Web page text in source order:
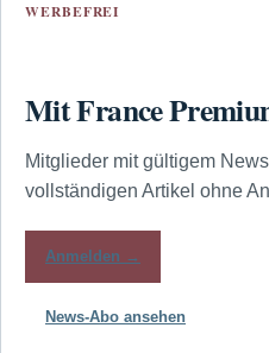
WERBEFREI
Mit France
Mitglieder mit gültigem
vollständigen Artikel ohne
Anmelden →
News-Abo ansehen